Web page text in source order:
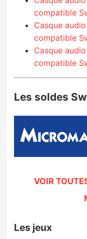
compatible
Casque
compatible
Casque
compatible
Les soldes
VOIR
Les jeux